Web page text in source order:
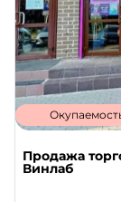
Продажа
Винлаб